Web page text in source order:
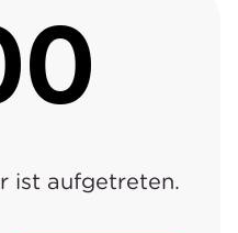
ist aufgetreten.